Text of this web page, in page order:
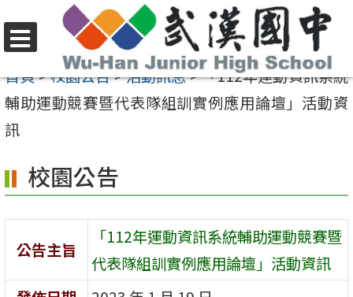
至
要
內
區
選
單
首頁>校園公告>活動訊息>「112年運動資訊系統
輔助運動競賽暨代表隊組訓實例應用論壇」活動資
訊
校園公告
公告主旨
「112年運動資訊系統輔助運動競賽暨
代表隊組訓實例應用論壇」活動資訊